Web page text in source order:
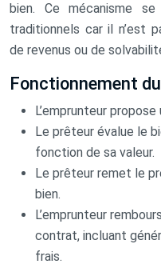
bien. Ce mécanisme
traditionnels car il n’est
de revenus ou de
Fonctionnement
L’emprunteur
Le prêteur évalue le
fonction de sa valeur.
Le prêteur remet le
bien.
L’emprunteur
contrat, incluant
frais.